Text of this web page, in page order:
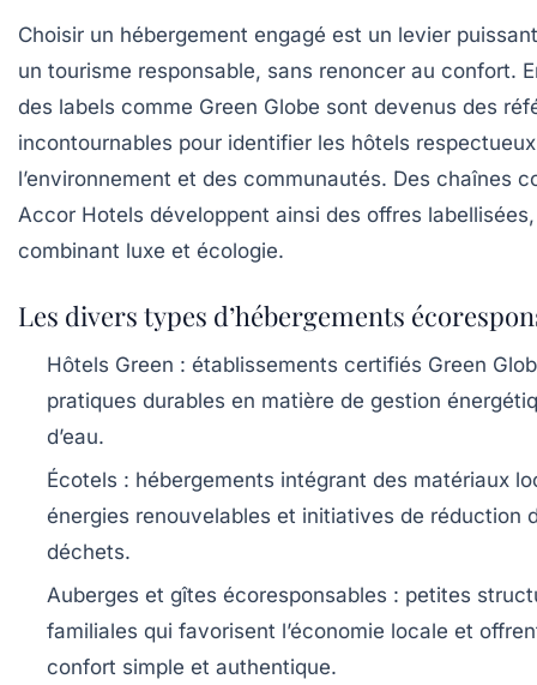
Choisir un hébergement engagé est un levier
un tourisme responsable, sans renoncer au confort.
des labels comme Green Globe sont devenus des
incontournables pour identifier les hôtels
l’environnement et des communautés. Des chaînes
Accor Hotels développent ainsi des offres labellisées,
combinant luxe et écologie.
Les divers types d’hébergements
Hôtels Green : établissements certifiés Green
pratiques durables en matière de gestion
d’eau.
Écotels : hébergements intégrant des matériaux
énergies renouvelables et initiatives de réduction
déchets.
Auberges et gîtes écoresponsables : petites
familiales qui favorisent l’économie locale et
confort simple et authentique.